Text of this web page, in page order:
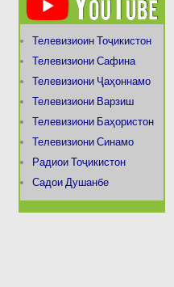
Телевизиоин Тоҷикистон
Телевизиони Сафина
Телевизиони Ҷаҳоннамо
Телевизиони Варзиш
Телевизиони Баҳористон
Телевизиони Синамо
Радиои Тоҷикистон
Садои Душанбе